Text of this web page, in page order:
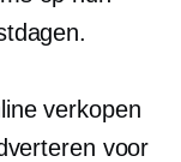
verkopen
voor